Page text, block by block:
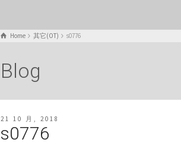
Home 其它(OT) s0776
Blog
21 10 月, 2018
s0776